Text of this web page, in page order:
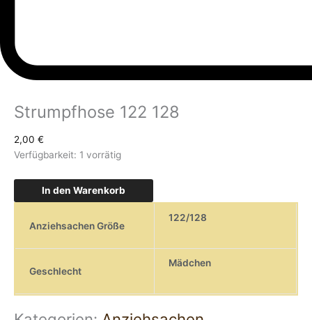
Strumpfhose 122 128
2,00 €
Verfügbarkeit: 1 vorrätig
In den Warenkorb
Anziehsachen Größe
122/128
Geschlecht
Mädchen